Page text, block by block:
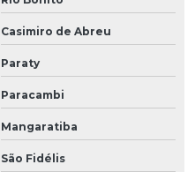
Casimiro de Abreu
Paraty
Paracambi
Mangaratiba
São Fidélis